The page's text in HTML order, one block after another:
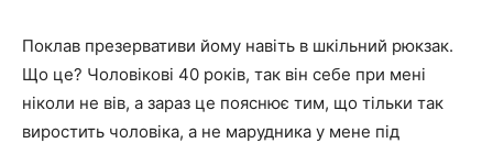
Поклав презервативи йому навіть в шкільний рюкзак.
Що це? Чоловікові 40 років, так він себе при мені
ніколи не вів, а зараз це пояснює тим, що тільки так
виростить чоловіка, а не марудника у мене під